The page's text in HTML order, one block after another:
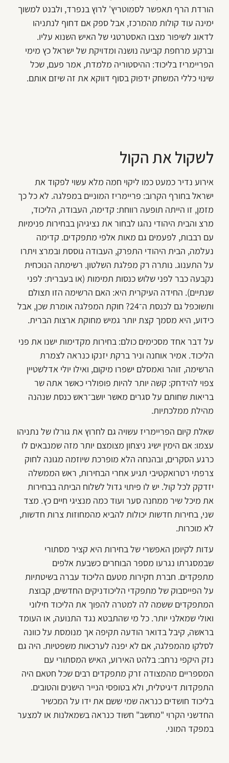
הורדת הרף תאפשר לסמוטריץ' לרוץ בנפרד, ולבנט למשוך
ימינה עוד קולות מהמרכז, אבל ספק אם דחוף לנתניהו
לדאוג לשיפור מצבו האסטרטגי של האיש השנוא עליו.
וברקע מרחפת קביעה נושנה ומדויקת של ישראל כץ מימי
הפריימריז בליכוד: ההיסטוריה מלמדת, אמר פעם, שכל
שינוי כללי המשחק ידפוק בסוף דווקא את זה שיזם אותם.
לשקול את הקול
אירוע נדיר כמעט כמו ליקוי חמה מלא עשוי לפקוד את
ישראל בחורף הקרוב: פריימריז המוניים במפלגה. לא כל כך
מזמן, זו הייתה תופעה רווחת: קדימה, העבודה, הליכוד,
מרצ והבית היהודי נהגו לבחור את נציגיהן בבחירות פנימיות
עם רבבות, לפעמים גם מאות אלפי מתפקדים. קדימה
נעלמה, הבית היהודי התפרק, העבודה גוססת ובמרצ ויתרו
על התענוג. נותרה רק מפלגת השלטון. רשימתה הנוכחית
נקבעה כבר לפני שלוש כנסות תמימות (או בעברית: לפני
שנתיים). החידה העיקרית היא: האם הרשימה הזו תצולם
ותשוכפל גם לכנסת ה־24? חוקת המפלגה אומרת שכן, אבל
כידוע, היא מסמך קצת יותר גמיש מחוקת ארצות הברית.
על דבר אחד מסכימים כולם: בחירות מקדימות ישנו את פני
הליכוד. אמיר אוחנה וניר ברקת יזנקו כנראה לצמרת
הרשימה, זוהר ואמסלם ישפרו מיקום, ואילו יולי אדלשטיין
צפוי להידחק: קשה יותר להיות פופולרי כאשר אתה שר
בריאות שחותם על סגרים מאשר יושב־ראש כנסת שנהנה
מהילת ממלכתיות.
שאלת קיום הפריימריז עשויה גם לחרוץ את גורלו של נתניהו
עצמו: אם הימין ישיג ניצחון מצומצם יותר מזה שמנבאים לו
כרגע הסקרים, ובהנחה הלא מופרכת שיוזמה מגונה לחוק
צרפתי רטרואקטיבי תגיע אחרי הבחירות, ראש הממשלה
יזדקק לכל קול. יש לו פיתוי גדול לשלוח הביתה בבחירות
את מיכל שיר ממחנה סער ועוד כמה מנציגי חיים כץ. מצד
שני, בחירות חדשות יכולות להביא מהמחוזות צרות חדשות,
לא מוכרות.
עדות לקיומן האפשרי של בחירות היא קציר מסתורי
שבמסגרתו נגרעו מספר הבוחרים כשבעת אלפים
מתפקדים. חברת חקירות מטעם הליכוד עברה בשיטתיות
על הפייסבוק של מתפקדי הליכודניקים החדשים, קבוצת
המתפקדים ששמה לה למטרה להפוך את הליכוד חילוני
ואולי שמאלני יותר. כל מי שהתבטא נגד התנועה, או העומד
בראשה, קיבל בדואר הודעה תקיפה אך מנומסת על כוונה
לסלקו מהמפלגה, אם לא יפנה לערכאות משפטיות. היה גם
נזק היקפי נרחב: בלהט האירוע, האיש המסתורי עם
המספריים מהמצודה זרק מתפקדים רבים שכל חטאם היה
התפקדות דיגיטלית, ולא בטופסי הנייר הישנים והטובים.
בליכוד חושדים כנראה שמי ששם את ידו על המכשיר
החדשני הקרוי "מחשב" חשוד כנראה בשמאלנות או למצער
במפקד המוני.